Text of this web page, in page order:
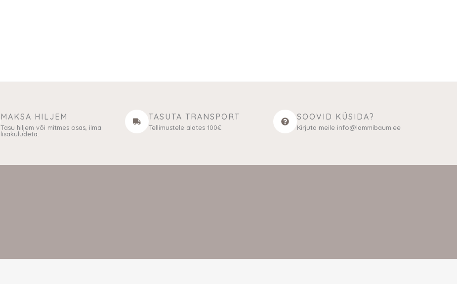
MAKSA HILJEM
Tasu hiljem või mitmes osas, ilma
lisakuludeta.
TASUTA TRANSPORT
Tellimustele alates 100€
SOOVID KÜSIDA?
Kirjuta meile info@lammibaum.ee